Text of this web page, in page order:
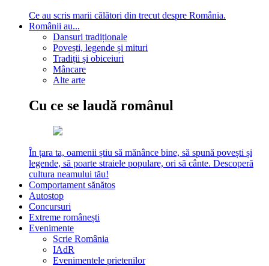
Ce au scris marii călători din trecut despre România.
Românii au...
Dansuri tradiționale
Povești, legende și mituri
Tradiții și obiceiuri
Mâncare
Alte arte
Cu ce se laudă românul
În țara ta, oamenii știu să mănânce bine, să spună povești și
legende, să poarte straiele populare, ori să cânte. Descoperă
cultura neamului tău!
Comportament sănătos
Autostop
Concursuri
Extreme românești
Evenimente
Scrie România
IAdR
Evenimentele prietenilor